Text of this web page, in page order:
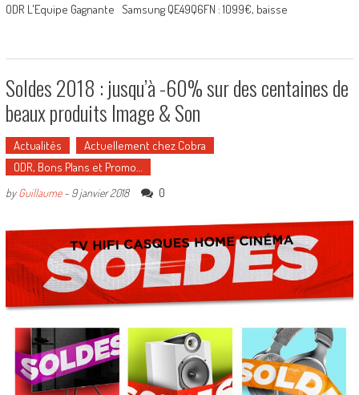
ODR L'Equipe Gagnante Samsung QE49Q6FN : 1099€, baisse
Soldes 2018 : jusqu’à -60% sur des centaines de
beaux produits Image & Son
Actualités
Actuellement chez Cobra
ODR, Bons Plans et Promo…
byGuillaume- 9 janvier 2018 0